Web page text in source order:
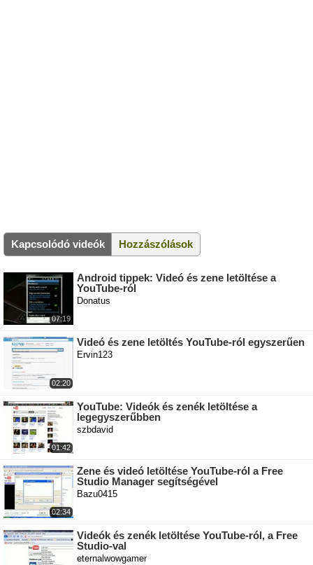
Kapcsolódó videók Hozzászólások
07:19
Android tippek: Videó és zene letöltése a
YouTube-ról
Donatus
02:20
Videó és zene letöltés YouTube-ról egyszerűen
Ervin123
01:42
YouTube: Videók és zenék letöltése a
legegyszerűbben
szbdavid
02:34
Zene és videó letöltése YouTube-ról a Free
Studio Manager segítségével
Bazu0415
Videók és zenék letöltése YouTube-ról, a Free
Studio-val
eternalwowgamer